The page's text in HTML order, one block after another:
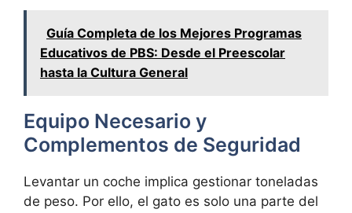
Guía Completa de los Mejores Programas
Educativos de PBS: Desde el Preescolar
hasta la Cultura General
Equipo Necesario y
Complementos de Seguridad
Levantar un coche implica gestionar toneladas
de peso. Por ello, el gato es solo una parte del